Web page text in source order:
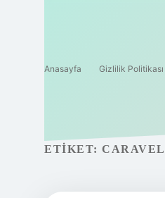
Anasayfa Gizlilik Politikası
ETIKET: